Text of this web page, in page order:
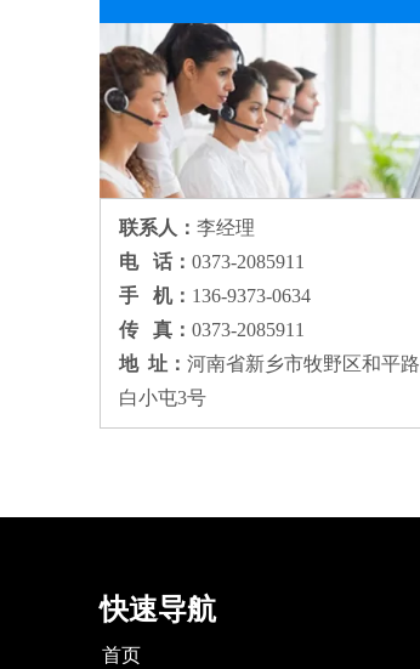
联系人： 李经理
电 话： 0373-2085911
手 机： 136-9373-0634
传 真： 0373-2085911
地 址： 河南省新乡市牧野区和平路
白小屯3号
快速导航
首页